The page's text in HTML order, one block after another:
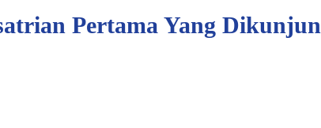
Pertama Yang